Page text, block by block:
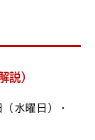
説）
水曜日）・